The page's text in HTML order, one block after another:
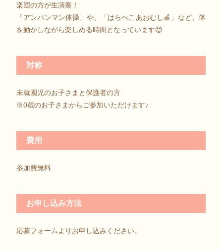
楽団の方が生演奏！
「アンパンマン体操」や、「はらぺこあおむし🍎」など、体
を動かしながら楽しめる時間となっています😊
対称
未就園児のお子さまと保護者の方
※0歳のお子さまからご参加いただけます♪
費用
参加費無料
お申し込み方法
応募フォームよりお申し込みください。